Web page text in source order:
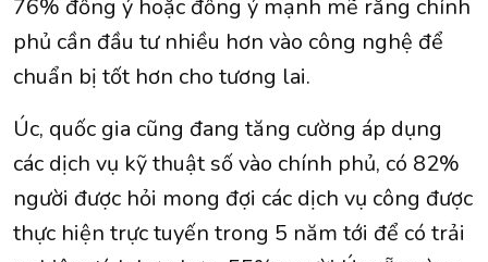
76% đồng ý hoặc đồng ý mạnh mẽ rằng chính
phủ cần đầu tư nhiều hơn vào công nghệ để
chuẩn bị tốt hơn cho tương lai.
Úc, quốc gia cũng đang tăng cường áp dụng
các dịch vụ kỹ thuật số vào chính phủ, có 82%
người được hỏi mong đợi các dịch vụ công được
thực hiện trực tuyến trong 5 năm tới để có trải